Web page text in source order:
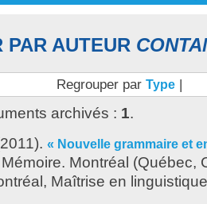
PAR AUTEUR
Regrouper par Type |
archivés : 1.
« Nouvelle grammaire et
Mémoire. Montréal (Québec,
Maîtrise en